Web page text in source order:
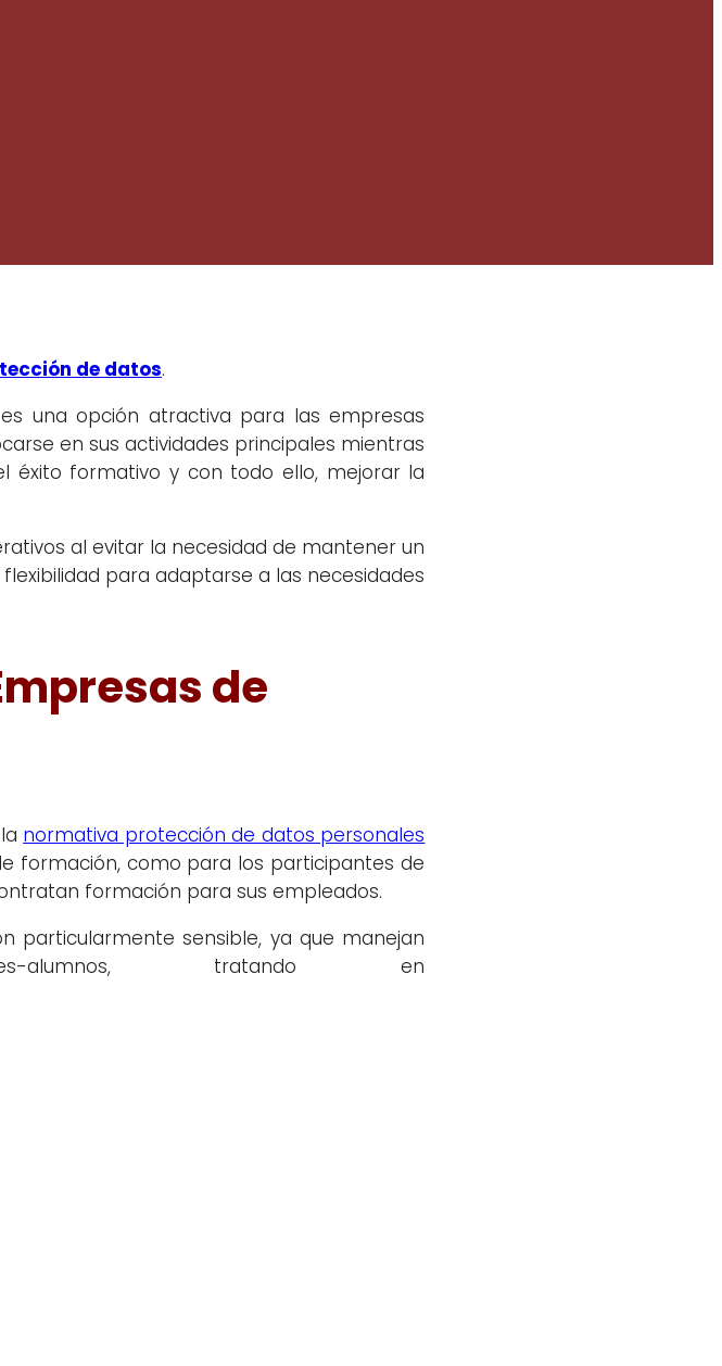
de datos.
una opción atractiva para las empresas
en sus actividades principales mientras
éxito formativo y con todo ello, mejorar la
al evitar la necesidad de mantener un
para adaptarse a las necesidades
de
normativa protección de datos personales
formación, como para los participantes de
formación para sus empleados.
particularmente sensible, ya que manejan
tratando en